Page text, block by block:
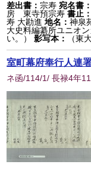
差出書： 宗寿 宛名書：
房 東寺預宗寿 書止：
寿 大勘進 地名：神泉
大史料編纂所ユニオ
い。）
影写本： （東
室町幕府奉行人連
ネ函/114/1/ 長禄4年